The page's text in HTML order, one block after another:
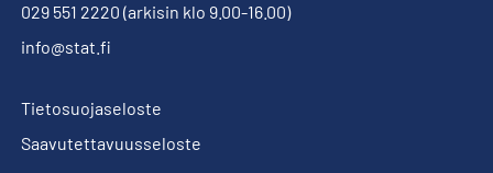
029 551 2220 (arkisin klo 9.00-16.00)
info@stat.fi
Tietosuojaseloste
Saavutettavuusseloste